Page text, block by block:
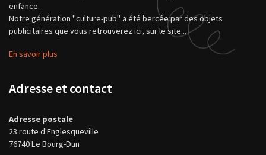
enfance.
Notre génération "culture-pub" a été bercée par des objets
publicitaires que vous retrouverez ici, sur le site...
En savoir plus
Adresse et contact
Adresse postale
23 route d'Englesqueville
76740 Le Bourg-Dun